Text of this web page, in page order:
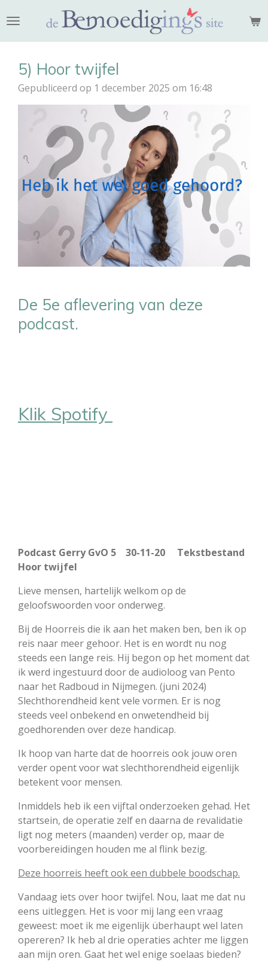
direct
naar
hoofdinhoud
5) Hoor twijfel
Gepubliceerd op 1 december 2025 om 16:48
De 5e aflevering van deze
podcast.
Klik Spotify
Podcast Gerry GvO 5 30-11-20 Tekstbestand
Hoor twijfel
Lieve mensen, hartelijk welkom op de
geloofswoorden voor onderweg.
Bij de Hoorreis die ik aan het maken ben, ben ik op
reis naar meer gehoor. Het is en wordt nu nog
steeds een lange reis. Hij begon op het moment dat
ik werd ingestuurd door de audioloog van Pento
naar het Radboud in Nijmegen. (juni 2024)
Slechthorendheid kent vele vormen. Er is nog
steeds veel onbekend en onwetendheid bij
goedhorenden over deze handicap.
Ik hoop van harte dat de hoorreis ook jouw oren
verder opent voor wat slechthorendheid eigenlijk
betekent voor mensen.
Inmiddels heb ik een vijftal onderzoeken gehad. Het
startsein, de operatie zelf en daarna de revalidatie
ligt nog meters (maanden) verder op, maar de
voorbereidingen houden me al flink bezig.
Deze hoorreis heeft ook een dubbele boodschap.
Vandaag iets over hoor twijfel. Nou, laat me dat nu
eens uitleggen. Het is voor mij lang een vraag
geweest: moet ik me eigenlijk überhaupt wel laten
opereren? Ik heb al drie operaties achter me liggen
aan mijn oren. Gaat het wel enige soelaas bieden?